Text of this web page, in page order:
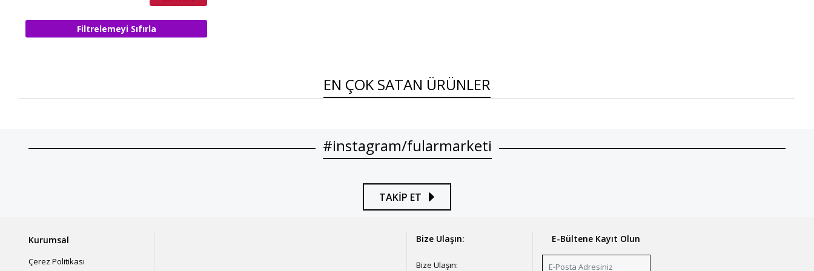
Filtrelemeyi Sıfırla
EN ÇOK SATAN ÜRÜNLER
#instagram/fularmarketi
TAKİP ET
Kurumsal
Çerez Politikası
Bize Ulaşın:
Bize Ulaşın:
E-Bültene Kayıt Olun